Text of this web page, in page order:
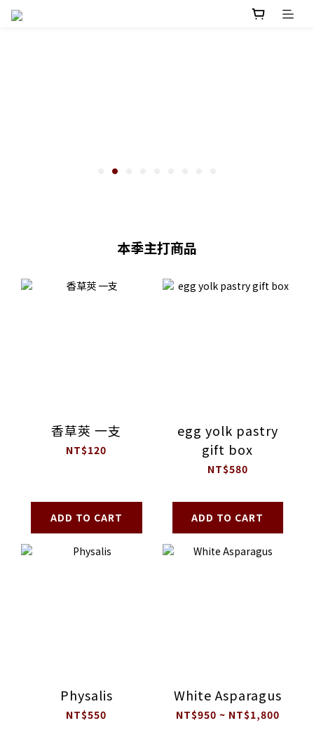
本季主打商品
香草莢 一支
NT$120
ADD TO CART
egg yolk pastry
gift box
NT$580
ADD TO CART
Physalis
NT$550
White Asparagus
NT$950 ~ NT$1,800